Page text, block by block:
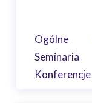
Ogólne
Seminaria
Konferencje